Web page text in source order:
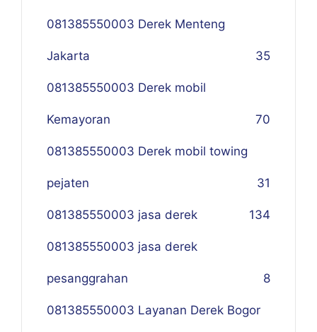
081385550003 Derek Menteng
Jakarta 35
081385550003 Derek mobil
Kemayoran 70
081385550003 Derek mobil towing
pejaten 31
081385550003 jasa derek 134
081385550003 jasa derek
pesanggrahan 8
081385550003 Layanan Derek Bogor